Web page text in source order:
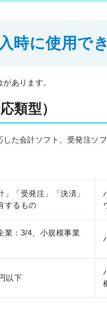
時に使用で
あります。
類型）
た会計ソフト、受発注ソ
」「受発注」「決済」
するもの
業：3/4、小規模事業
以下